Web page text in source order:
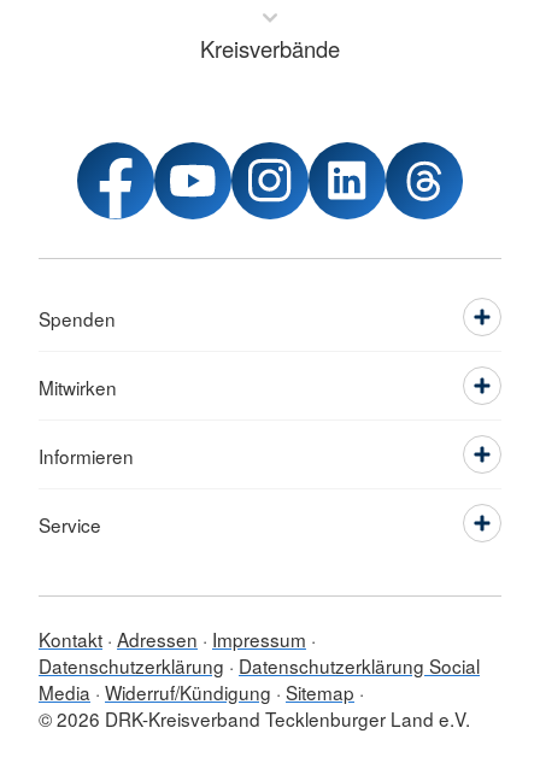
Kreisverbände
Spenden
Mitwirken
Informieren
Service
Kontakt Adressen
Impressum
Datenschutzerklärung
Datenschutzerklärung Social
Media Widerruf/Kündigung Sitemap
© 2026 DRK-Kreisverband Tecklenburger Land e.V.